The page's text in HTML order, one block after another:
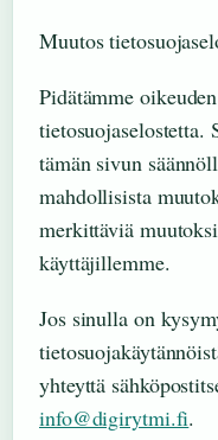
Muutos
Pidätämme
tietosuojaselostetta.
tämän sivun
mahdollisista
merkittäviä
käyttäjillemme.
Jos sinulla on
yhteyttä
info@digirytmi.fi.